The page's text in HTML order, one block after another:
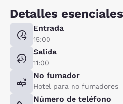
Detalles esenciales
Entrada
15:00
Salida
11:00
No fumador
Hotel para no fumadores
Número de teléfono